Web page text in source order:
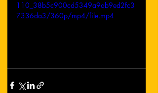
110_38b5c900cd5349a9ab9ed2fc3
7336da3/360p/mp4/file.mp4